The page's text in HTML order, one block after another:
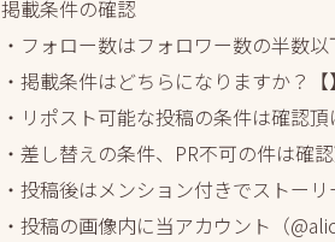
掲載条件の確認
・フォロー数はフォロワー数の半数以
・掲載条件はどちらになりますか？【】
・リポスト可能な投稿の条件は確認頂
・差し替えの条件、PR不可の件は確
・投稿後はメンション付きでストー
・投稿の画像内に当アカウント（